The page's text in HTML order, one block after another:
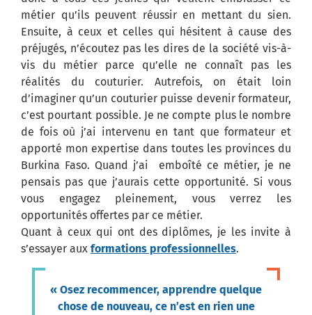
métier qu’ils peuvent réussir en mettant du sien.
Ensuite, à ceux et celles qui hésitent à cause des
préjugés, n’écoutez pas les dires de la société vis-à-
vis du métier parce qu’elle ne connaît pas les
réalités du couturier. Autrefois, on était loin
d’imaginer qu’un couturier puisse devenir formateur,
c’est pourtant possible. Je ne compte plus le nombre
de fois où j’ai intervenu en tant que formateur et
apporté mon expertise dans toutes les provinces du
Burkina Faso. Quand j’ai emboîté ce métier, je ne
pensais pas que j’aurais cette opportunité. Si vous
vous engagez pleinement, vous verrez les
opportunités offertes par ce métier.
Quant à ceux qui ont des diplômes, je les invite à
s’essayer aux formations professionnelles.
« Osez recommencer, apprendre quelque
chose de nouveau, ce n’est en rien une